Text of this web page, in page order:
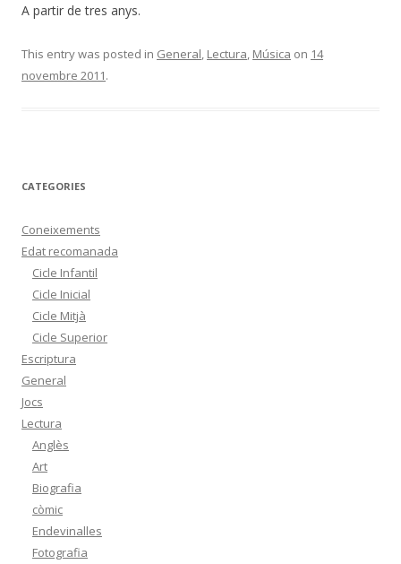
A partir de tres anys.
This entry was posted in General Lectura Música on 14
novembre 2011.
CATEGORIES
Coneixements
Edat recomanada
Cicle Infantil
Cicle Inicial
Cicle Mitjà
Cicle Superior
Escriptura
General
Jocs
Lectura
Anglès
Art
Biografia
còmic
Endevinalles
Fotografia